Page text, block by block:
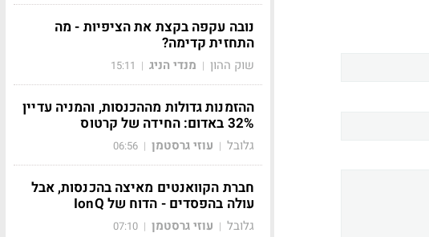
נובה עקפה בקצת את הציפיות - מה
התחזית קדימה?
שוק ההון | מנדי הניג |
15:11
ההזמנות גדולות מההכנסות, והמניה עדיין
32% באדום: החידה של קרטוס
גלובל | עוזי גרסטמן |
06:56
חברת הקוואנטים מאיצה בהכנסות, אבל
עולה בהפסדים - הדוח של IonQ
גלובל | עוזי גרסטמן |
07:10